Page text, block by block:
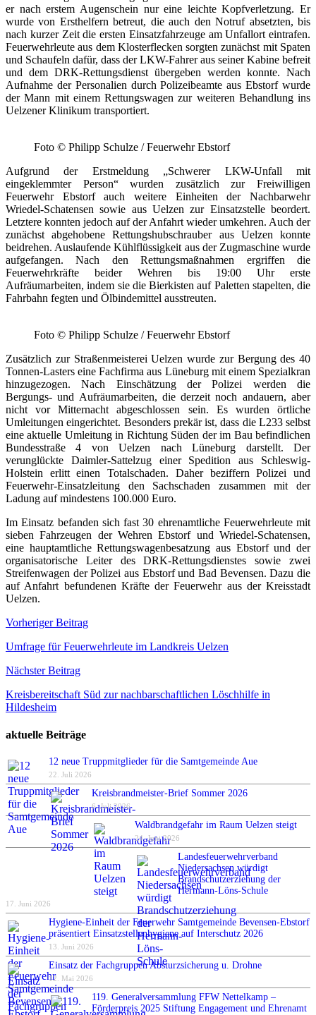
er nach erstem Augenschein nur eine leichte Kopfverletzung. Er
wurde von Ersthelfern betreut, die auch den Notruf absetzten, bis
nach kurzer Zeit die ersten Einsatzfahrzeuge am Unfallort eintrafen.
Feuerwehrleute aus dem Klosterflecken sorgten zunächst mit Spaten
und Schaufeln dafür, dass der LKW-Fahrer aus seiner Kabine befreit
und dem DRK-Rettungsdienst übergeben werden konnte. Nach
Aufnahme der Personalien durch Polizeibeamte aus Ebstorf wurde
der Mann mit einem Rettungswagen zur weiteren Behandlung ins
Uelzener Klinikum transportiert.
Foto © Philipp Schulze / Feuerwehr Ebstorf
Aufgrund der Erstmeldung „Schwerer LKW-Unfall mit
eingeklemmter Person“ wurden zusätzlich zur Freiwilligen
Feuerwehr Ebstorf auch weitere Einheiten der Nachbarwehr
Wriedel-Schatensen sowie aus Uelzen zur Einsatzstelle beordert.
Letztere konnten jedoch auf der Anfahrt wieder umkehren. Auch der
zunächst abgehobene Rettungshubschrauber aus Uelzen konnte
beidrehen. Auslaufende Kühlflüssigkeit aus der Zugmaschine wurde
aufgefangen. Nach den Rettungsmaßnahmen ergriffen die
Feuerwehrkräfte beider Wehren bis 19:00 Uhr erste
Aufräumarbeiten, indem sie die Bierkisten auf Paletten stapelten, die
Fahrbahn fegten und Ölbindemittel ausstreuten.
Foto © Philipp Schulze / Feuerwehr Ebstorf
Zusätzlich zur Straßenmeisterei Uelzen wurde zur Bergung des 40
Tonnen-Lasters eine Fachfirma aus Lüneburg mit einem Spezialkran
hinzugezogen. Nach Einschätzung der Polizei werden die
Bergungs- und Aufräumarbeiten, die derzeit noch andauern, aber
nicht vor Mitternacht abgeschlossen sein. Es wurden örtliche
Umleitungen eingerichtet. Besonders prekär ist, dass die L233 selbst
eine aktuelle Umleitung in Richtung Süden der im Bau befindlichen
Bundesstraße 4 von Uelzen nach Lüneburg darstellt. Der
verunglückte Daimler-Sattelzug einer Spedition aus Schleswig-
Holstein erlitt einen Totalschaden. Daher beziffern Polizei und
Feuerwehr-Einsatzleitung den Sachschaden zusammen mit der
Ladung auf mindestens 100.000 Euro.
Im Einsatz befanden sich fast 30 ehrenamtliche Feuerwehrleute mit
sieben Fahrzeugen der Wehren Ebstorf und Wriedel-Schatensen,
eine hauptamtliche Rettungswagenbesatzung aus Ebstorf und der
organisatorische Leiter des DRK-Rettungsdienstes sowie zwei
Streifenwagen der Polizei aus Ebstorf und Bad Bevensen. Dazu die
auf Anfahrt befundenen Kräfte der Feuerwehr aus der Kreisstadt
Uelzen.
Beitragsnavigation
Vorheriger Beitrag
Umfrage für Feuerwehrleute im Landkreis Uelzen
Nächster Beitrag
Kreisbereitschaft Süd zur nachbarschaftlichen Löschhilfe in
Hildesheim
aktuelle Beiträge
12 neue Truppmitglieder für die Samtgemeinde Aue
22. Juli 2026
Kreisbrandmeister-Brief Sommer 2026
6. Juli 2026
Waldbrandgefahr im Raum Uelzen steigt
24. Juni 2026
Landesfeuerwehrverband
Niedersachsen würdigt
Brandschutzerziehung der
Hermann-Löns-Schule
17. Juni 2026
Hygiene-Einheit der Feuerwehr Samtgemeinde Bevensen-Ebstorf
präsentiert Einsatzstellenhygiene auf Interschutz 2026
13. Juni 2026
Einsatz der Fachgruppen Absturzsicherung u. Drohne
12. Mai 2026
119. Generalversammlung FFW Nettelkamp –
Förderpreis 2025 Stiftung Engagement und Ehrenamt